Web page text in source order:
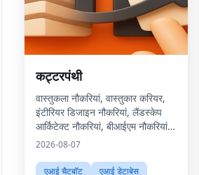
कट्टरपंथी
वास्तुकला नौकरियां, वास्तुकार करियर,
इंटीरियर डिजाइन नौकरियां, लैंडस्केप
आर्किटेक्ट नौकरियां, बीआईएम नौकरियां,
शहरी डिजाइन करियर, स्थिरता सलाहकार
वास्तुकल
2026-08-07
एआई चैटबॉट एआई डेटाबेस